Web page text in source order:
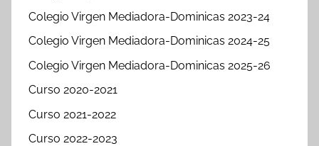
Colegio Virgen Mediadora-Dominicas 2023-24
Colegio Virgen Mediadora-Dominicas 2024-25
Colegio Virgen Mediadora-Dominicas 2025-26
Curso 2020-2021
Curso 2021-2022
Curso 2022-2023